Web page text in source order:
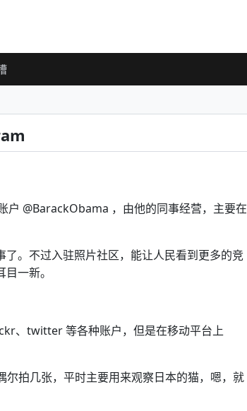
户 @BarackObama ，由他的同事经营，主要在
。不过入驻照片社区，能让人民看到更多的竞
一新。
、twitter 等各种账户，但是在移动平台上
拍几张，平时主要用来观察日本的猫，嗯，就